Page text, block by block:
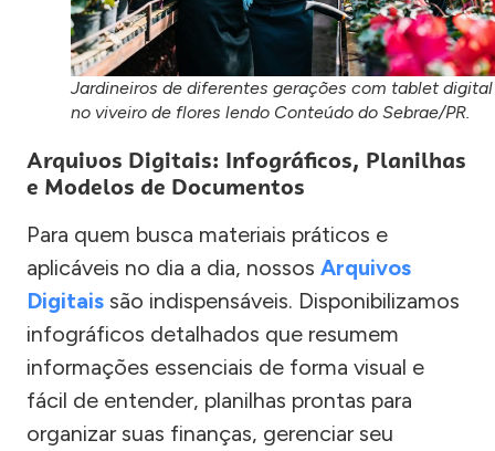
Jardineiros de diferentes gerações com tablet digital
no viveiro de flores lendo Conteúdo do Sebrae/PR.
Arquivos Digitais: Infográficos, Planilhas
e Modelos de Documentos
Para quem busca materiais práticos e
aplicáveis no dia a dia, nossos Arquivos
Digitais são indispensáveis. Disponibilizamos
infográficos detalhados que resumem
informações essenciais de forma visual e
fácil de entender, planilhas prontas para
organizar suas finanças, gerenciar seu